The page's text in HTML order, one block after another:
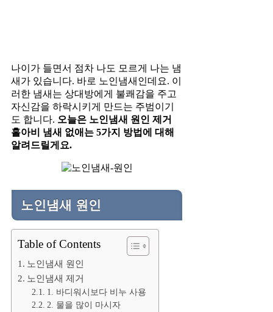
나이가 들면서 점차 나도 모르게 나는 냄
새가 있습니다. 바로 노인냄새인데요. 이
러한 냄새는 상대방에게 불쾌감을 주고
자신감을 하락시키게 만드는 주범이기
도 합니다. 오늘은 노인냄새 원인 제거
홀아비 냄새 없애는 5가지 방법에 대해
알려드릴게요.
노인냄새 원인
Table of Contents
노인냄새 원인
노인냄새 제거
1. 바디워시보다 비누 사용
2. 물을 많이 마시자